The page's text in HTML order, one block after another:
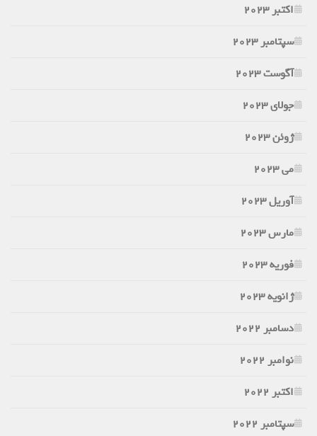
اکتبر 2023
سپتامبر 2023
آگوست 2023
جولای 2023
ژوئن 2023
می 2023
آوریل 2023
مارس 2023
فوریه 2023
ژانویه 2023
دسامبر 2022
نوامبر 2022
اکتبر 2022
سپتامبر 2022